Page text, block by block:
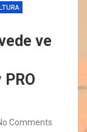
ve
Comments